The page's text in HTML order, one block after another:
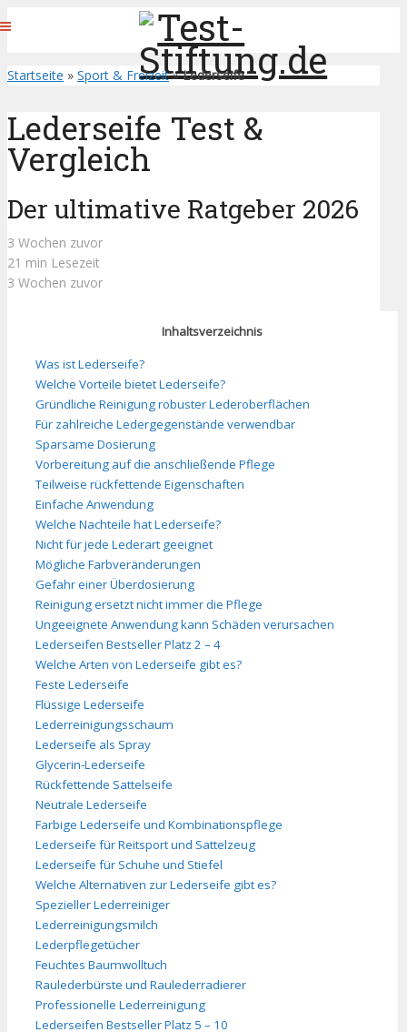
Startseite » Sport & Freizeit»Lederseife
Lederseife Test &
Vergleich
Der ultimative Ratgeber 2026
3 Wochen zuvor
21 min Lesezeit
3 Wochen zuvor
Inhaltsverzeichnis
Was ist Lederseife?
Welche Vorteile bietet Lederseife?
Gründliche Reinigung robuster Lederoberflächen
Für zahlreiche Ledergegenstände verwendbar
Sparsame Dosierung
Vorbereitung auf die anschließende Pflege
Teilweise rückfettende Eigenschaften
Einfache Anwendung
Welche Nachteile hat Lederseife?
Nicht für jede Lederart geeignet
Mögliche Farbveränderungen
Gefahr einer Überdosierung
Reinigung ersetzt nicht immer die Pflege
Ungeeignete Anwendung kann Schäden verursachen
Lederseifen Bestseller Platz 2 – 4
Welche Arten von Lederseife gibt es?
Feste Lederseife
Flüssige Lederseife
Lederreinigungsschaum
Lederseife als Spray
Glycerin-Lederseife
Rückfettende Sattelseife
Neutrale Lederseife
Farbige Lederseife und Kombinationspflege
Lederseife für Reitsport und Sattelzeug
Lederseife für Schuhe und Stiefel
Welche Alternativen zur Lederseife gibt es?
Spezieller Lederreiniger
Lederreinigungsmilch
Lederpflegetücher
Feuchtes Baumwolltuch
Raulederbürste und Raulederradierer
Professionelle Lederreinigung
Lederseifen Bestseller Platz 5 – 10